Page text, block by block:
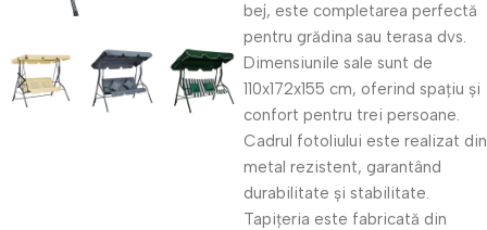
bej, este completarea perfectă
pentru grădina sau terasa dvs.
Dimensiunile sale sunt de
110x172x155 cm, oferind spațiu și
confort pentru trei persoane.
Cadrul fotoliului este realizat din
metal rezistent, garantând
durabilitate și stabilitate.
Tapițeria este fabricată din